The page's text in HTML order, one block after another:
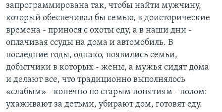
запрограммирована так, чтобы найти мужчину,
который обеспечивал бы семью, в доисторические
времена - принося с охоты еду, а в наши дни -
оплачивая ссуды на дома и автомобиль. В
последние годы, однако, появились семьи,
добытчики в которых - жены, а мужья сидят дома
и делают все, что традиционно выполнялось
«слабым» - конечно по старым понятиям - полом:
ухаживают за детьми, убирают дом, готовят еду.